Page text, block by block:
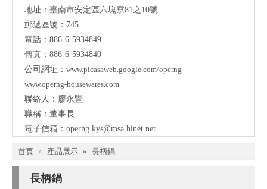
地址：臺南市安定區六塊寮81之10號
郵遞區號：745
電話：886-6-5934849
傳真：886-6-5934840
公司網址： www.picasaweb.google.com/operng
www.operng-housewares.com
聯絡人：廖永豐
職稱：董事長
電子信箱： operng.kys@msa.hinet.net
首頁 » 產品展示 » 長柄鍋
長柄鍋